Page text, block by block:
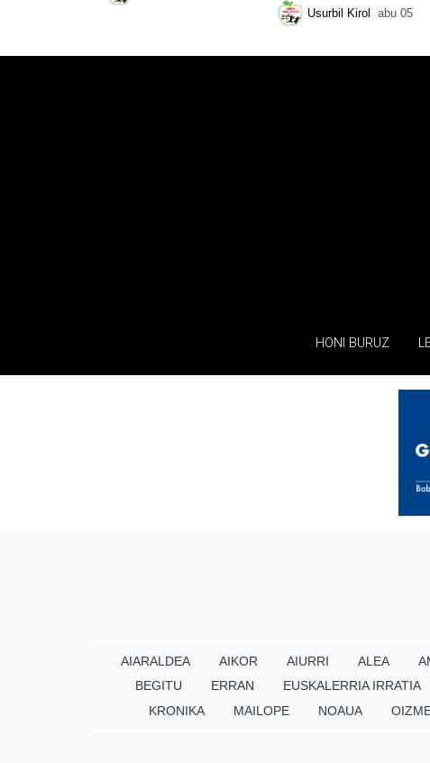
Usurbil Kirol abu 05
HONI BURUZ
AIARALDEA AIKOR AIURRI ALEA
BEGITU
ERRAN EUSKALERRIA IRRATIA
KRONIKA
MAILOPE NOAUA